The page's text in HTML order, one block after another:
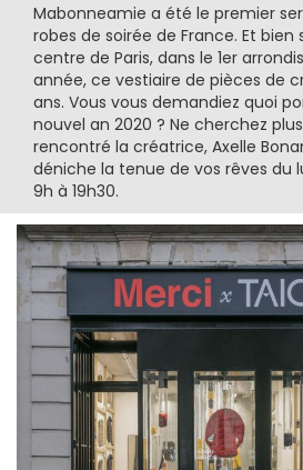
Mabonneamie a été le premier
robes de soirée de France. Et bien
centre de Paris, dans le 1er
année, ce vestiaire de pièces de
ans. Vous vous demandiez quoi
nouvel an 2020 ? Ne cherchez
rencontré la créatrice, Axelle
déniche la tenue de vos rêves du
9h à 19h30.